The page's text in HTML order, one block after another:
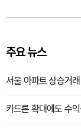
주요 뉴스
서울 아파트 상승거
카드론 확대에도 수